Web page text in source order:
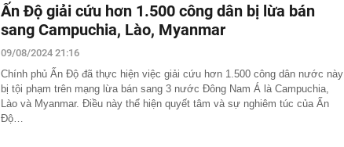
Ấn Độ giải cứu hơn 1.500 công dân bị lừa bán
sang Campuchia, Lào, Myanmar
09/08/2024 21:16
Chính phủ Ấn Độ đã thực hiện việc giải cứu hơn 1.500 công dân nước này
bị tội phạm trên mạng lừa bán sang 3 nước Đông Nam Á là Campuchia,
Lào và Myanmar. Điều này thể hiện quyết tâm và sự nghiêm túc của Ấn
Độ…